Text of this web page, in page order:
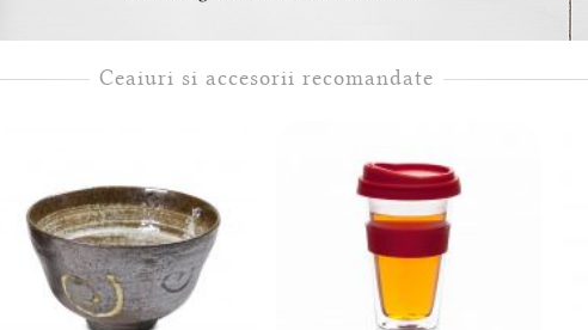
Ceaiuri si accesorii recomandate